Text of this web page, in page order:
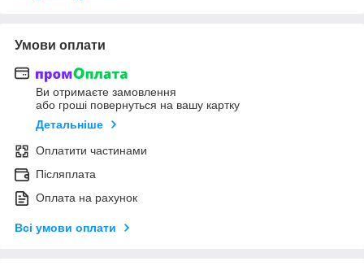
Умови оплати
Ви отримаєте замовлення
або гроші повернуться на вашу картку
Детальніше
Оплатити частинами
Післяплата
Оплата на рахунок
Всі умови оплати